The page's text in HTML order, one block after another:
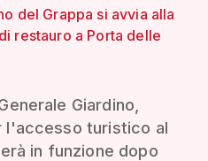
del Grappa si avvia alla
restauro a Porta delle
Giardino,
l'accesso turistico al
in funzione dopo